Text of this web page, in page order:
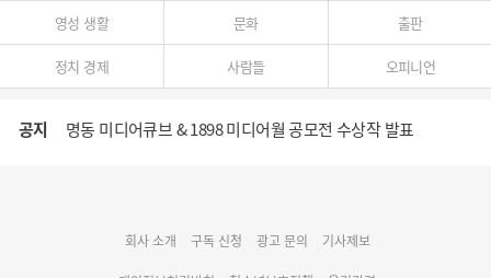
영성 생활 문화 출판
정치 경제 사람들 오피니언
공지
회사 소개 구독 신청 광고 문의 기사제보